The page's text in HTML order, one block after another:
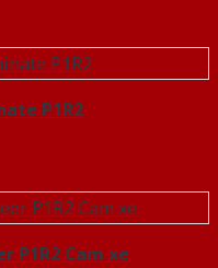
P1R2
P1R2 Cam xe